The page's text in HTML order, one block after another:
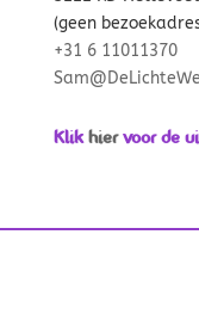
(geen
+31 6 11011370
Klikhiervoor de